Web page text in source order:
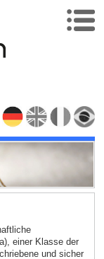
einer Klasse der
und sicher